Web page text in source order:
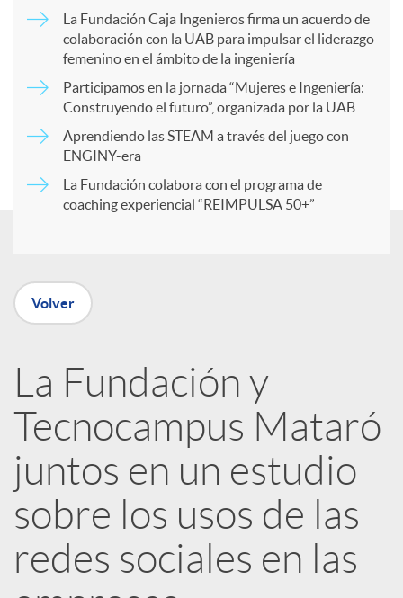
t
r
n
R
e
d
La Fundación Caja Ingenieros firma un acuerdo de
colaboración con la UAB para impulsar el liderazgo
femenino en el ámbito de la ingeniería
Participamos en la jornada “Mujeres e Ingeniería:
Construyendo el futuro”, organizada por la UAB
Aprendiendo las STEAM a través del juego con
ENGINY-era
La Fundación colabora con el programa de
coaching experiencial “REIMPULSA 50+”
Volver
La Fundación y
Tecnocampus Mataró
juntos en un estudio
sobre los usos de las
redes sociales en las